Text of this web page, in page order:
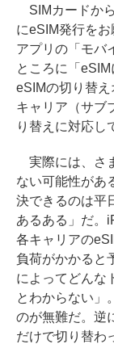
SIMカードか
にeSIM発行を
アプリの「モバ
ところに「
eSIMの切り替
キャリア（サブ
り替えに対応し
実際には、さ
ない可能性があ
決できるのは平
あるある」だ。
各キャリアの
負荷がかかると
によってどんな
とわからない」
のが無難だ。逆
だけで切り替わ